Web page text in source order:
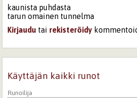
kaunista puhdasta
tarun omainen tunnelma
Kirjaudu tai rekisteröidy
Sivut
Käyttäjän kaikki runot
Runoilija